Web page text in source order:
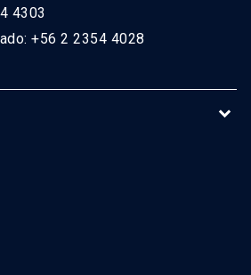
4303
+56 2 2354 4028